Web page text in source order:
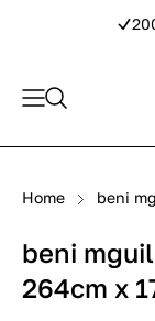
Home beni
beni
264cm x